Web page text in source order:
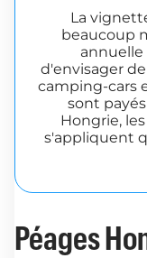
La
beaucoup
annuelle
d'envisager
camping-cars
sont
Hongrie,
s'appliquent
Péages